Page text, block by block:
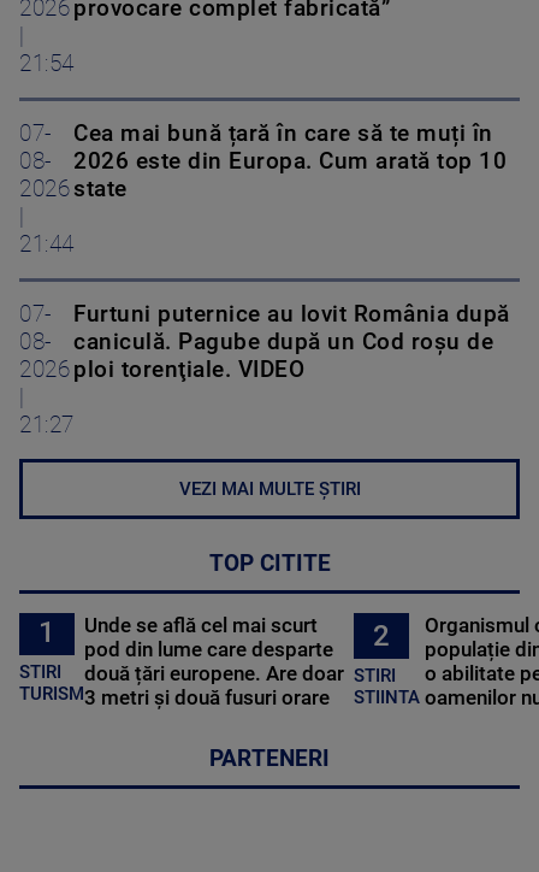
2026
21:54
provocare complet fabricată”
07-
08-
2026
21:44
Cea mai bună țară în care să te muți în
2026 este din Europa. Cum arată top 10
state
07-
08-
2026
21:27
Furtuni puternice au lovit România după
caniculă. Pagube după un Cod roşu de
ploi torenţiale. VIDEO
VEZI MAI MULTE ȘTIRI
TOP CITITE
1
STIRI
TURISM
Unde se află cel mai scurt
pod din lume care desparte
două țări europene. Are doar
3 metri și două fusuri orare
2
STIRI
STIINTA
Organismul
populație
o abilitate
oamenilor
PARTENERI